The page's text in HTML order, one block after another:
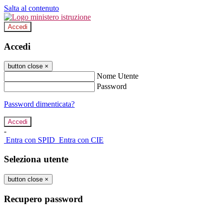
Salta al contenuto
Accedi
Accedi
button close ×
Nome Utente
Password
Password dimenticata?
-
Entra con SPID Entra con CIE
Seleziona utente
button close ×
Recupero password